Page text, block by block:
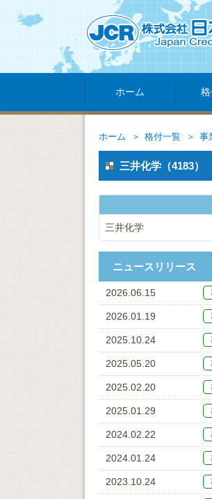
ホーム
ホーム 格付一覧 事
三井化学（4183）
三井化学
ニュースリリース
2026.06.15
2026.01.19
2025.10.24
2025.05.20
2025.02.20
2025.01.29
2024.02.22
2024.01.24
2023.10.24